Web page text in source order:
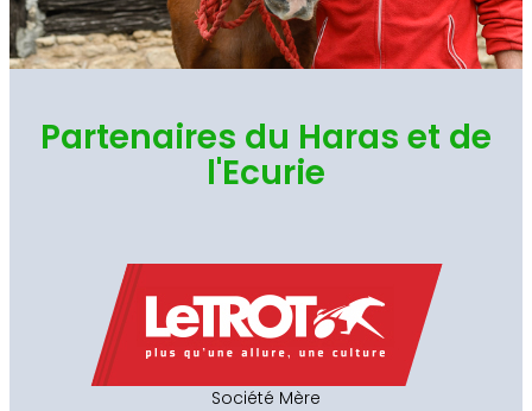
Partenaires du Haras et de
l'Ecurie
Société Mère